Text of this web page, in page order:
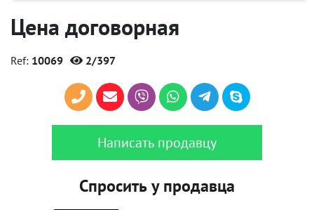
Цена договорная
Ref: 10069 2/397
Написать продавцу
Спросить у продавца